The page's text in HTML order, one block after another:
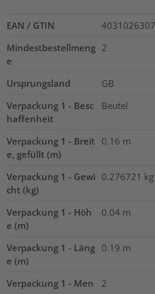
EAN / GTIN
Mindestbestellmeng
e
2
Ursprungsland
GB
Verpackung 1 - Besc
haffenheit
Beutel
Verpackung 1 - Breit
e, gefüllt (m)
0.16 m
Verpackung 1 - Gewi
cht (kg)
0.276721 kg
Verpackung 1 - Höh
e (m)
0.04 m
Verpackung 1 - Läng
e (m)
0.19 m
Verpackung 1 - Men
2